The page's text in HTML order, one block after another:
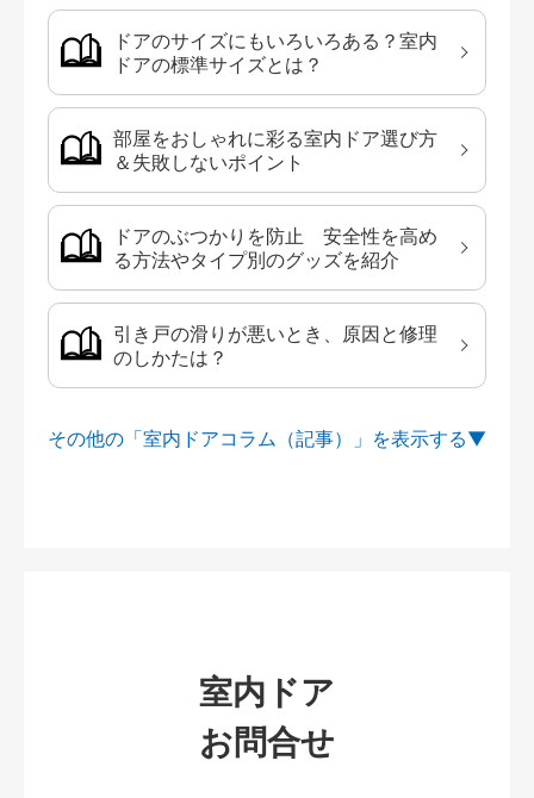
ドアのサイズにもいろいろある？室内
ドアの標準サイズとは？
部屋をおしゃれに彩る室内ドア選び方
＆失敗しないポイント
ドアのぶつかりを防止 安全性を高め
る方法やタイプ別のグッズを紹介
引き戸の滑りが悪いとき、原因と修理
のしかたは？
その他の「室内ドアコラム（記事）」を
室内ドア
お問合せ